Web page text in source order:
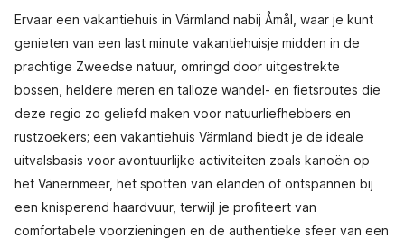
Ervaar een vakantiehuis in Värmland nabij Åmål, waar je kunt
genieten van een last minute vakantiehuisje midden in de
prachtige Zweedse natuur, omringd door uitgestrekte
bossen, heldere meren en talloze wandel- en fietsroutes die
deze regio zo geliefd maken voor natuurliefhebbers en
rustzoekers; een vakantiehuis Värmland biedt je de ideale
uitvalsbasis voor avontuurlijke activiteiten zoals kanoën op
het Vänernmeer, het spotten van elanden of ontspannen bij
een knisperend haardvuur, terwijl je profiteert van
comfortabele voorzieningen en de authentieke sfeer van een